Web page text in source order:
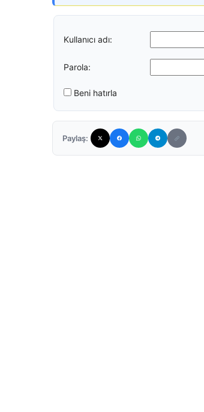
Kullanıcı adı:
Parola:
Beni hatırla
Paylaş: